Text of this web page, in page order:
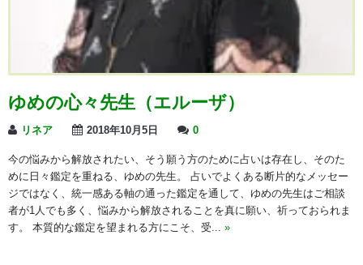
ゆめの心々先生（エルーザ）
リネア 2018年10月5日 0
今の悩みから解放されたい、そう願う方のために占いは存在し、そのた
めに日々鑑定を重ねる、ゆめの先生。 占いでよくある断片的なメッセー
ジではなく、統一感ある軸の通った鑑定を通して、ゆめの先生はご相談
者が1人でも多く、悩みから解放されることを真に願い、祈っておられま
す。 本質的な鑑定を望まれる方にこそ、受... »